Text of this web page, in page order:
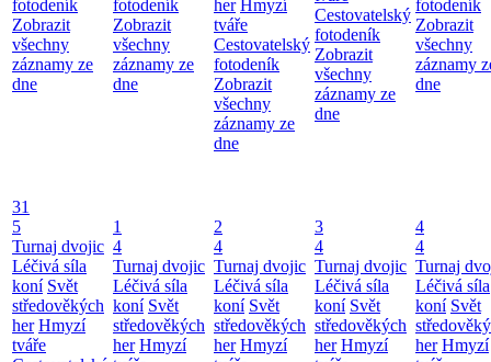
fotodeník
Zobrazit
všechny
záznamy ze
dne
fotodeník
Zobrazit
všechny
záznamy ze
dne
her Hmyzí
tváře
Cestovatelský
fotodeník
Zobrazit
všechny
záznamy ze
dne
Cestovatelský
fotodeník
Zobrazit
všechny
záznamy ze
dne
fotodeník
Zobrazit
všechny
záznamy
dne
31
5
Turnaj dvojic
Léčivá síla
koní Svět
středověkých
her Hmyzí
tváře
1
4
Turnaj dvojic
Léčivá síla
koní Svět
středověkých
her Hmyzí
2
4
Turnaj dvojic
Léčivá síla
koní Svět
středověkých
her Hmyzí
3
4
Turnaj dvojic
Léčivá síla
koní Svět
středověkých
her Hmyzí
4
4
Turnaj
Léčivá síla
koní Svět
her Hmyzí